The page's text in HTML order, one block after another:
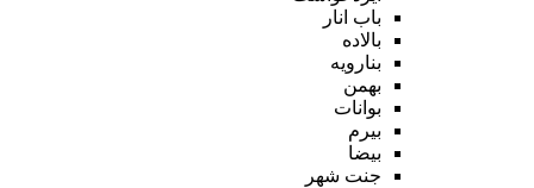
باب انار
بالاده
بنارویه
بهمن
بوانات
بیرم
بیضا
جنت شهر